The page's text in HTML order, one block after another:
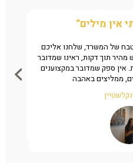
של המשרד, שלחנו אליכם
מהיר תוך דקות, ראינו שמדובר
אין ספק שמדובר במקצוענים